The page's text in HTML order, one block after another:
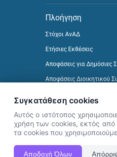
Πλοήγηση
Στόχοι ΑνΑΔ
Ετήσιες Εκθέσεις
Αποφάσεις για Δημόσιες
Αποφάσεις Διοικητικού
Συγκατάθεση cookies
Αυτός ο ιστότοπος
χρήση των cookies, εκτός από
τα cookies που
Αποδοχή Όλων